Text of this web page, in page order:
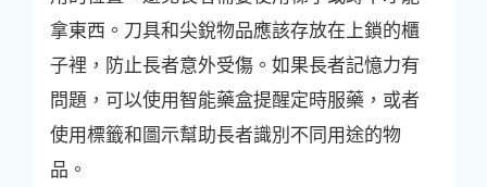
拿東西。刀具和尖銳物品應該存放在上鎖的櫃
子裡，防止長者意外受傷。如果長者記憶力有
問題，可以使用智能藥盒提醒定時服藥，或者
使用標籤和圖示幫助長者識別不同用途的物
品。